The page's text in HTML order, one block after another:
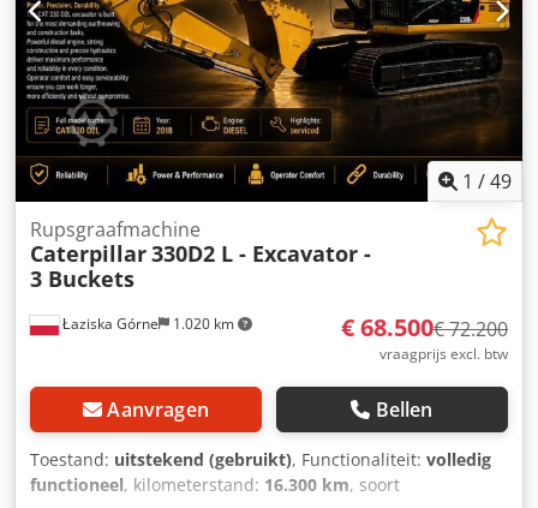
1 /49
Łaziska Górne 1.020 km
Rupsgraafmachine
Caterpillar330D2 L - Excavator -
3 Buckets
€ 68.500€ 72.200
vraagprijs excl. btw
Aanvragen Bellen
Toestand: uitstekend (gebruikt), Functionaliteit: volledig
functioneel, kilometerstand: 16.300 km, soort